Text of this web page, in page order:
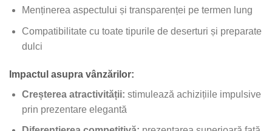
Menținerea aspectului și transparenței pe termen lung
Compatibilitate cu toate tipurile de deserturi și preparate
dulci
Impactul asupra vânzărilor:
Creșterea atractivității: stimulează achizițiile impulsive
prin prezentare elegantă